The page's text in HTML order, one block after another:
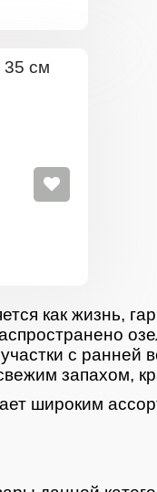
как жизнь,
с ранней
запахом,
широким